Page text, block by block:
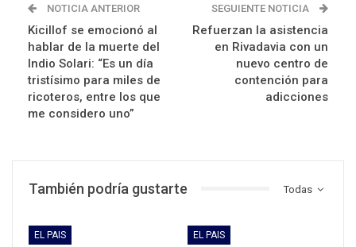
NOTICIA ANTERIOR
Kicillof se emocionó al
hablar de la muerte del
Indio Solari: “Es un día
tristísimo para miles de
ricoteros, entre los que
me considero uno”
SEGUIENTE NOTICIA
Refuerzan la asistencia
en Rivadavia con un
nuevo centro de
contención para
adicciones
Todas
También podría gustarte
EL PAIS EL PAIS